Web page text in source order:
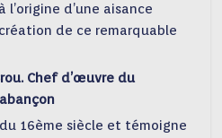
l’origine d’une aisance
de ce remarquable
Chef d’œuvre du
16ème siècle et témoigne